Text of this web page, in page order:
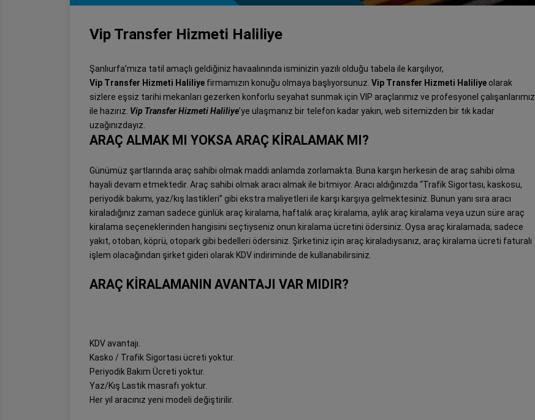
Vip Transfer Hizmeti Haliliye
Şanlıurfa’mıza tatil amaçlı geldiğiniz havaalınında isminizin yazılı olduğu tabela ile karşılıyor,
Vip Transfer Hizmeti Haliliye firmamızın konuğu olmaya başlıyorsunuz. Vip Transfer Hizmeti Haliliye olarak
sizlere eşsiz tarihi mekanları gezerken konforlu seyahat sunmak için VIP araçlarımız ve profesyonel çalışanlarımız
ile hazırız. Vip Transfer Hizmeti Haliliye’ye ulaşmanız bir telefon kadar yakın, web sitemizden bir tık kadar
uzağınızdayız.
ARAÇ ALMAK MI YOKSA ARAÇ KİRALAMAK MI?
Günümüz şartlarında araç sahibi olmak maddi anlamda zorlamakta. Buna karşın herkesin de araç sahibi olma
hayali devam etmektedir. Araç sahibi olmak aracı almak ile bitmiyor. Aracı aldığınızda “Trafik Sigortası, kaskosu,
periyodik bakımı, yaz/kış lastikleri” gibi ekstra maliyetleri ile karşı karşıya gelmektesiniz. Bunun yanı sıra aracı
kiraladığınız zaman sadece günlük araç kiralama, haftalık araç kiralama, aylık araç kiralama veya uzun süre araç
kiralama seçeneklerinden hangisini seçtiyseniz onun kiralama ücretini ödersiniz. Oysa araç kiralamada; sadece
yakıt, otoban, köprü, otopark gibi bedelleri ödersiniz. Şirketiniz için araç kiraladıysanız, araç kiralama ücreti faturalı
işlem olacağından şirket gideri olarak KDV indiriminde de kullanabilirsiniz.
ARAÇ KİRALAMANIN AVANTAJI VAR MIDIR?
KDV avantajı.
Kasko / Trafik Sigortası ücreti yoktur.
Periyodik Bakım Ücreti yoktur.
Yaz/Kış Lastik masrafı yoktur.
Her yıl aracınız yeni modeli değiştirilir.